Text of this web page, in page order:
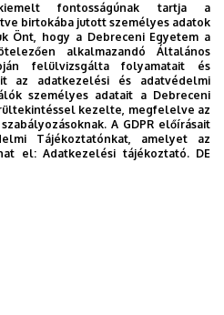
innováció a
Karon
fontosságúnak tartja a
birtokába jutott személyes adatok
Önt, hogy a Debreceni Egyetem a
alkalmazandó Általános
felülvizsgálta folyamatait és
az adatkezelési és adatvédelmi
személyes adatait a Debreceni
kezelte, megfelelve az
A GDPR előírásait
Tájékoztatónkat, amelyet az
el:Adatkezelési tájékoztató. DE